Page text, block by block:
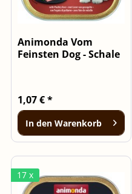
Animonda Vom
Feinsten Dog - Schale
1,07 € *
In den Warenkorb
17 x